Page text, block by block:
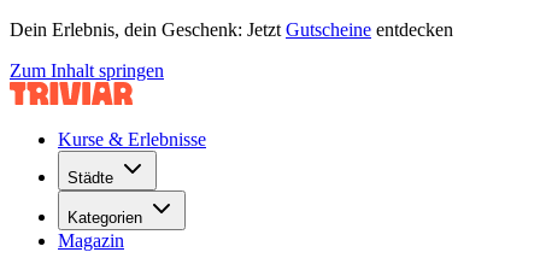
Dein Erlebnis, dein Geschenk: Jetzt Gutscheine entdecken
Zum Inhalt springen
Kurse & Erlebnisse
Städte
Kategorien
Magazin